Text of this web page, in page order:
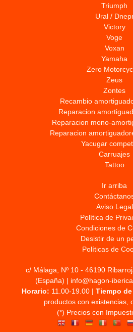
Triumph
Ural /
Victory
Voge
Voxan
Yamaha
Zero
Zeus
Zontes
Recambio
Reparacion
Reparacion mono-
Reparacion
Yacugar
Carruajes
Tattoo
Ir arriba
Aviso Legal
Política de
Condiciones de
Desistir de un
Políticas de
c/ Málaga, Nº 10 - 46190
(España) | info@hagon-
Horario: 11.00-19.00 | Tiempo
productos con existencias,
(*) Precios con